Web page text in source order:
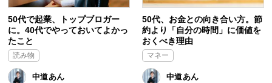
50代で起業、トップブロガー
に。40代でやっておいてよかっ
たこと
読み物
中道あん
50代、お金との向き合い方。節
約より「自分の時間」に価値を
おくべき理由
マネー
中道あん